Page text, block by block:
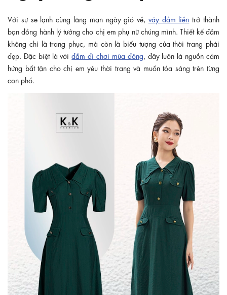
Với sự se lạnh cùng lãng mạn ngày gió về, váy đầm liền trở thành
bạn đồng hành lý tưởng cho chị em phụ nữ chúng mình. Thiết kế đầm
không chỉ là trang phục, mà còn là biểu tượng của thời trang phái
đẹp. Đặc biệt là vớiđầm đi chơi mùa đông , đây luôn là nguồn cảm
hứng bất tận cho chị em yêu thời trang và muốn tỏa sáng trên từng
con phố.